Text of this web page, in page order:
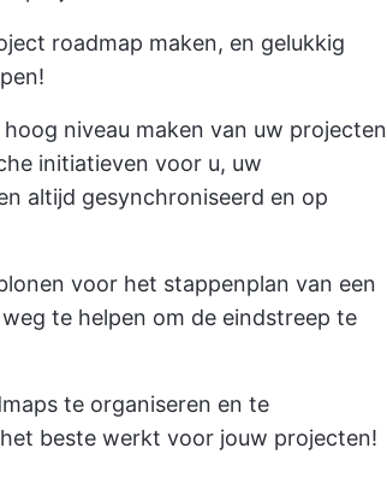
roadmap maken, en gelukkig
niveau maken van uw projecten
initiatieven voor u, uw
altijd gesynchroniseerd en op
voor het stappenplan van een
te helpen om de eindstreep te
te organiseren en te
beste werkt voor jouw projecten!